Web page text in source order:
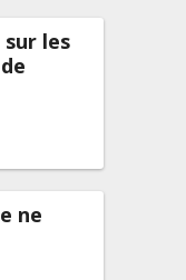
les
ne